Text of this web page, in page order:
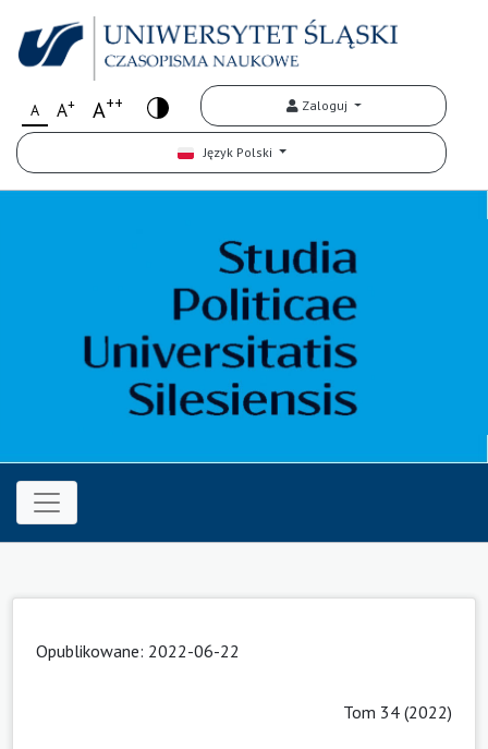
A A+ A++ Zaloguj
Język Polski
Opublikowane: 2022-06-22
Tom 34 (2022)